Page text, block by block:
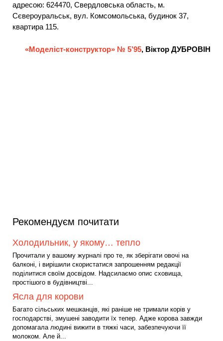
адресою: 624470, Свердловська область, м.
Сєвероуральськ, вул. Комсомольська, будинок 37,
квартира 115.
«Моделіст-конструктор» № 5’95, Віктор ДУБРОВІН
Рекомендуєм почитати
Холодильник, у якому… тепло
Прочитали у вашому журналі про те, як зберігати овочі на
балконі, і вирішили скористатися запрошенням редакції
поділитися своїм досвідом. Надсилаємо опис сховища,
простішого в будівництві...
Ясла для корови
Багато сільських мешканців, які раніше не тримали корів у
господарстві, змушені заводити їх тепер. Адже корова завжди
допомагала людині вижити в тяжкі часи, забезпечуючи її
молоком. Але й...